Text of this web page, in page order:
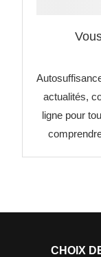
actualités,
ligne pour
CHOIX